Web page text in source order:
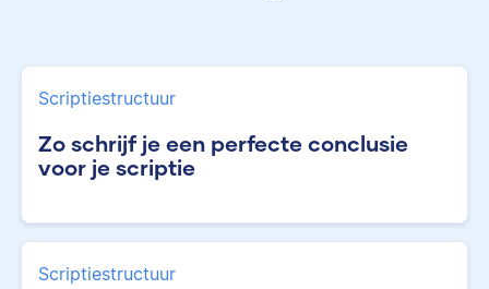
Scriptiestructuur
Zo schrijf je een perfecte conclusie
voor je scriptie
Scriptiestructuur